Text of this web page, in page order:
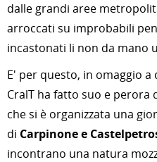
dalle grandi aree
arroccati su improbabili
incastonati li non da mano
E' per questo, in omaggio
CralT ha fatto suo e perora
che si è organizzata una
di Carpinone e
incontrano una natura